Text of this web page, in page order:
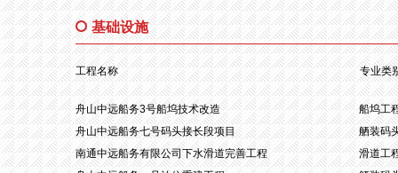
基础设施
工程名称 专业类
舟山中远船务3号船坞技术改造
船坞工
舟山中远船务七号码头接长段项目
舾装码
南通中远船务有限公司下水滑道完善工程
滑道工